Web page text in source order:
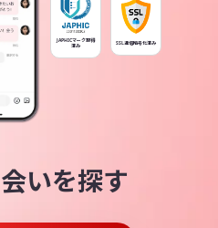
いを探す
JAPHICマーク取得
済み
SSL通信暗号化済み